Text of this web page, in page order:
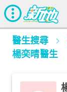
醫生搜尋
楊奕晴醫生